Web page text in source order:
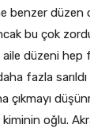
benzer düzen
bu çok
düzeni hep
fazla
oğlu.